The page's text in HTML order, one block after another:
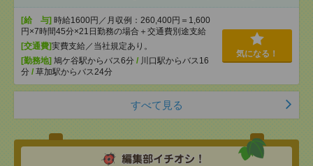
[給 与] 時給1600円／月収例：260,400円＝1,600
円×7時間45分×21日勤務の場合＋交通費別途支給
[交通費]実費支給／当社規定あり。
[勤務地] 鳩ケ谷駅からバス6分 / 川口駅からバス16
分 / 草加駅からバス24分
気になる！
すべて見る